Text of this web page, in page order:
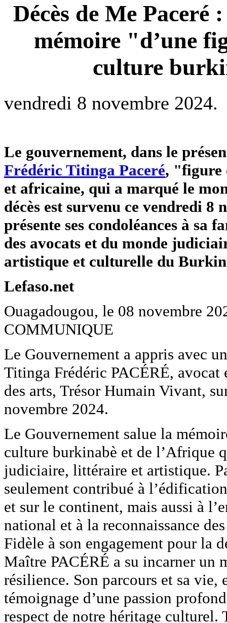
Décès de Me Paceré
mémoire "d’une
culture
vendredi 8 novembre 2024.
Le gouvernement, dans le
Frédéric Titinga Paceré, "figure
et africaine, qui a marqué le
décès est survenu ce vendredi 8
présente ses condoléances à sa
des avocats et du monde
artistique et culturelle du
Lefaso.net
Ouagadougou, le 08 novembre
COMMUNIQUE
Le Gouvernement a appris avec
Titinga Frédéric PACÉRÉ, avocat
des arts, Trésor Humain Vivant,
novembre 2024.
Le Gouvernement salue la
culture burkinabè et de l’Afrique
judiciaire, littéraire et artistique.
seulement contribué à
et sur le continent, mais aussi à
national et à la reconnaissance
Fidèle à son engagement pour la
Maître PACÉRÉ a su incarner un
résilience. Son parcours et sa vie,
témoignage d’une passion
respect de notre héritage culturel.